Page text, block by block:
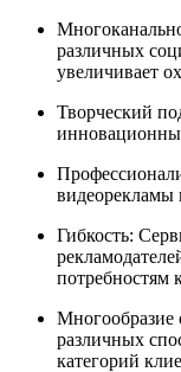
различных
увеличивает
Творческий
видеорекламы
Гибкость:
потребностям
Многообразие
различных
категорий